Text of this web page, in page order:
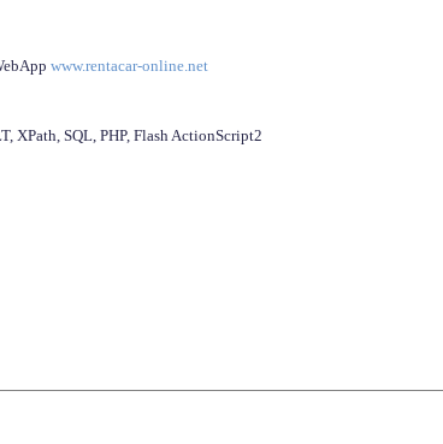
www.rentacar-online.net
XPath, SQL, PHP, Flash ActionScript2